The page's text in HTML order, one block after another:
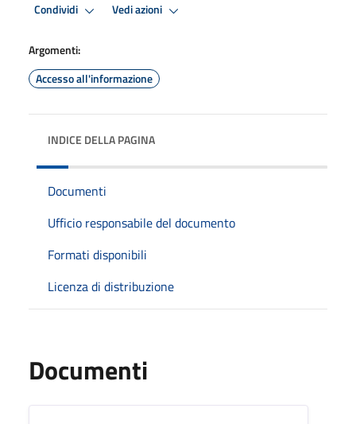
Condividi Vedi azioni
Argomenti:
Accesso all'informazione
INDICE DELLA PAGINA
Documenti
Ufficio responsabile del documento
Formati disponibili
Licenza di distribuzione
Documenti